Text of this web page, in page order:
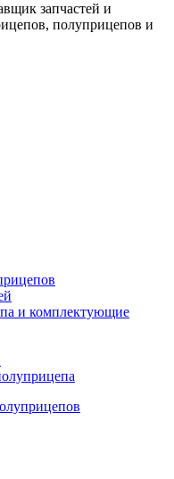
запчастей и
полуприцепов и
и комплектующие